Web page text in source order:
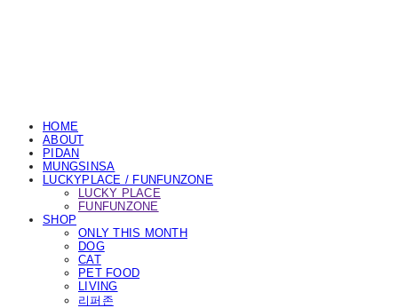
HOME
ABOUT
PIDAN
MUNGSINSA
LUCKYPLACE / FUNFUNZONE
LUCKY PLACE
FUNFUNZONE
SHOP
ONLY THIS MONTH
DOG
CAT
PET FOOD
LIVING
리퍼존